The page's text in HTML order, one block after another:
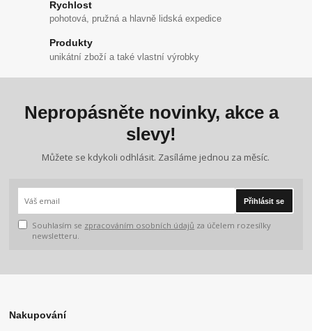
Rychlost
pohotová, pružná a hlavně lidská expedice
Produkty
unikátní zboží a také vlastní výrobky
Nepropásněte novinky, akce a
slevy!
Můžete se kdykoli odhlásit. Zasíláme jednou za měsíc.
Přihlásit se
Souhlasím se zpracováním osobních údajů za účelem rozesílky
newsletteru.
Nakupování